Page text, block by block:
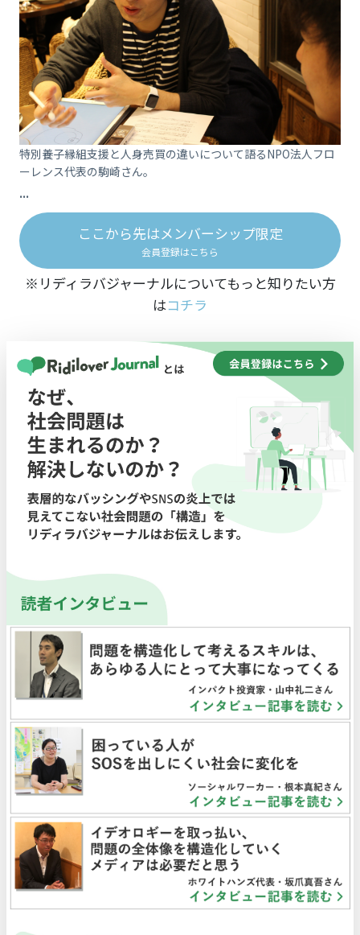
特別養子縁組支援と人身売買の違いについて語るNPO法人フロ
ーレンス代表の駒崎さん。
...
ここから先はメンバーシップ限定
会員登録はこちら
※リディラバジャーナルについてもっと知りたい方
はコチラ